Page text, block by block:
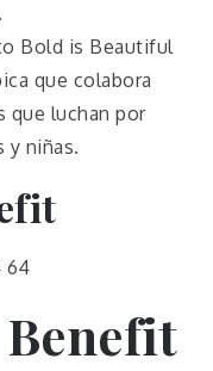
Bold is Beautiful
que colabora
que luchan por
y niñas.
64
Benefit